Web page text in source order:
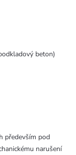
beton)
především pod
narušení